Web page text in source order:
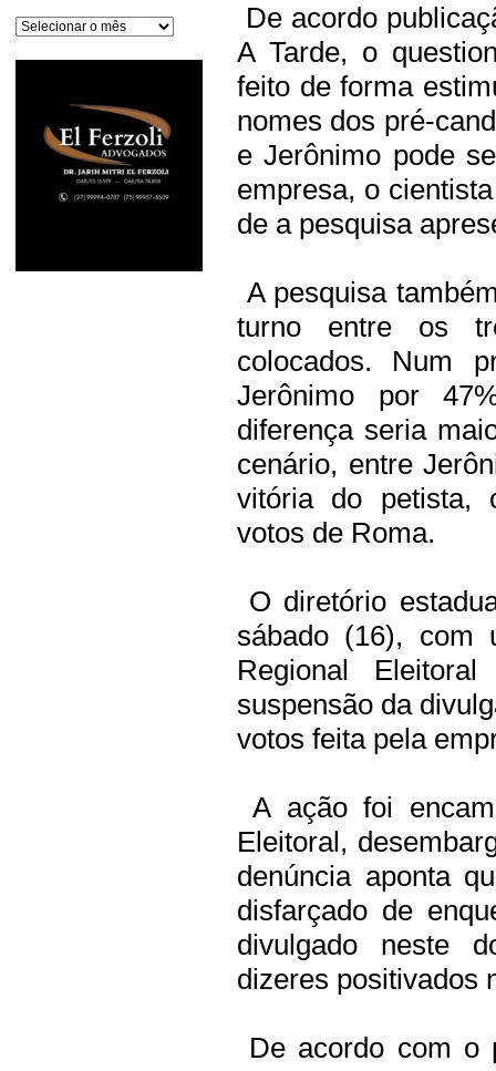
Arquivos
De acordo
A Tarde, o
feito de forma
nomes dos pré-
e Jerônimo pode
empresa, o
de a pesquisa
A pesquisa
turno entre os
colocados. Num
Jerônimo por
diferença seria
cenário, entre
vitória do petista,
votos de Roma.
O diretório
sábado (16), com
Regional
suspensão da
votos feita pela
A ação foi
Eleitoral,
denúncia aponta
disfarçado de
divulgado neste
dizeres positivados
De acordo com o